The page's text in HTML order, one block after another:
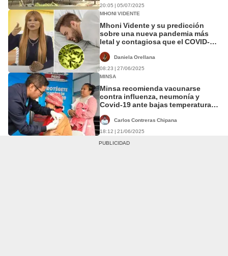
20:05 | 05/07/2025
MHONI VIDENTE
Mhoni Vidente y su predicción
sobre una nueva pandemia más
letal y contagiosa que el COVID-
Daniela Orellana
08:23 | 27/06/2025
MINSA
Minsa recomienda vacunarse
contra influenza, neumonía y
Covid-19 ante bajas temperaturas
Carlos Contreras Chipana
18:12 | 21/06/2025